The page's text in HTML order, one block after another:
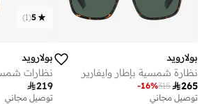
بولارويد
نظارة شمسية بإطار وايفارير
265
315
-16%
توصيل مجاني
5
(
1
)
بولارويد
219
توصيل مجاني